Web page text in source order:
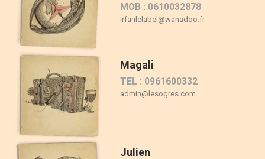
MOB : 0610032878
irfanlelabel@wanadoo.fr
Magali
TEL : 0961600332
admin@lesogres.com
Julien